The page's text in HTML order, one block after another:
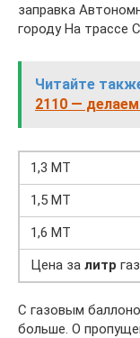
заправка
городу На трассе
Читайте
2110 —
1,3 MT
1,5 MT
1,6 MT
Цена за литр
С газовым
больше. О